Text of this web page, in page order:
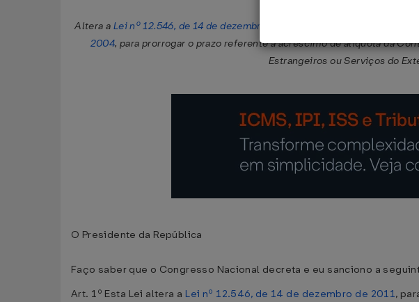
Altera a Lei nº 12.546, de 14 de dezembro de 2011 , para prorrogar o
2004, para prorrogar o prazo referente a acréscimo de alíquota da
Estrangeiros ou Serviços do
O Presidente da República
Faço saber que o Congresso Nacional decreta e eu sanciono a
Art. 1º Esta Lei altera a Lei nº 12.546, de 14 de dezembro de 2011,